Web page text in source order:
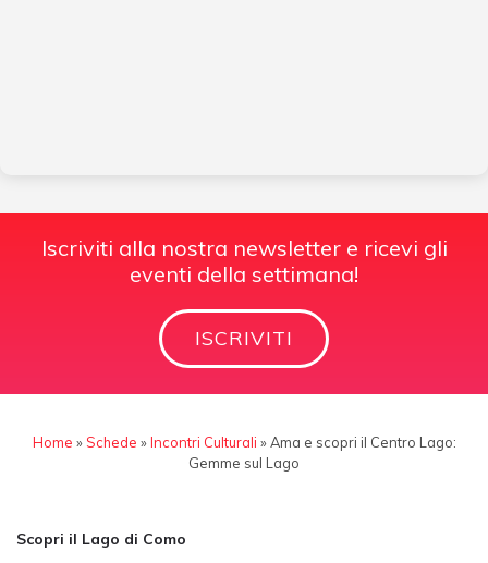
Iscriviti alla nostra newsletter e ricevi gli
eventi della settimana!
ISCRIVITI
Home »Schede »Incontri Culturali »Ama e scopri il Centro Lago:
Gemme sul Lago
Scopri il Lago di Como